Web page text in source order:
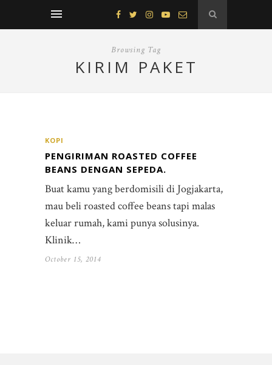
Browsing Tag
KIRIM PAKET
KOPI
PENGIRIMAN ROASTED COFFEE
BEANS DENGAN SEPEDA.
Buat kamu yang berdomisili di Jogjakarta,
mau beli roasted coffee beans tapi malas
keluar rumah, kami punya solusinya.
Klinik…
October 15, 2014